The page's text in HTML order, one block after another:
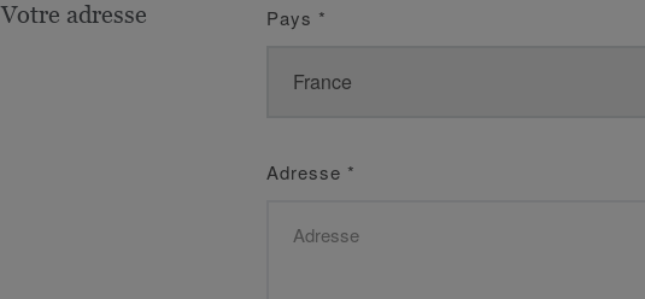
Votre adresse Pays *
Adresse *